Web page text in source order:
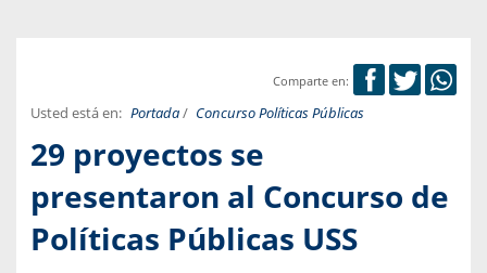
Comparte en:
Usted está en: Portada/ Concurso Políticas Públicas
29 proyectos se
presentaron al Concurso de
Políticas Públicas USS